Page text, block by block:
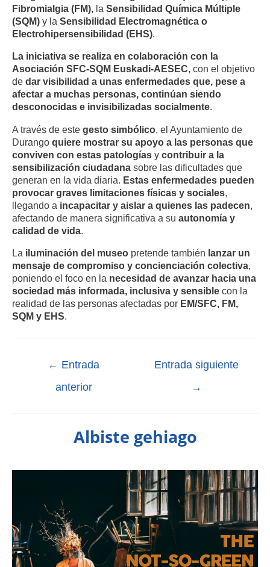
Fibromialgia (FM), la Sensibilidad Química Múltiple
(SQM) y la Sensibilidad Electromagnética o
Electrohipersensibilidad (EHS).
La iniciativa se realiza en colaboración con la
Asociación SFC-SQM Euskadi-AESEC, con el objetivo
de dar visibilidad a unas enfermedades que, pese a
afectar a muchas personas, continúan siendo
desconocidas e invisibilizadas socialmente.
A través de este gesto simbólico, el Ayuntamiento de
Durango quiere mostrar su apoyo a las personas que
conviven con estas patologías y contribuir a la
sensibilización ciudadana sobre las dificultades que
generan en la vida diaria. Estas enfermedades pueden
provocar graves limitaciones físicas y sociales,
llegando a incapacitar y aislar a quienes las padecen,
afectando de manera significativa a su autonomía y
calidad de vida.
La iluminación del museo pretende también lanzar un
mensaje de compromiso y concienciación colectiva,
poniendo el foco en la necesidad de avanzar hacia una
sociedad más informada, inclusiva y sensible con la
realidad de las personas afectadas por EM/SFC, FM,
SQM y EHS.
← Entrada
anterior
Entrada siguiente
→
Albiste gehiago